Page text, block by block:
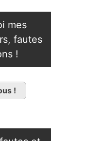
mes
fautes
!
!